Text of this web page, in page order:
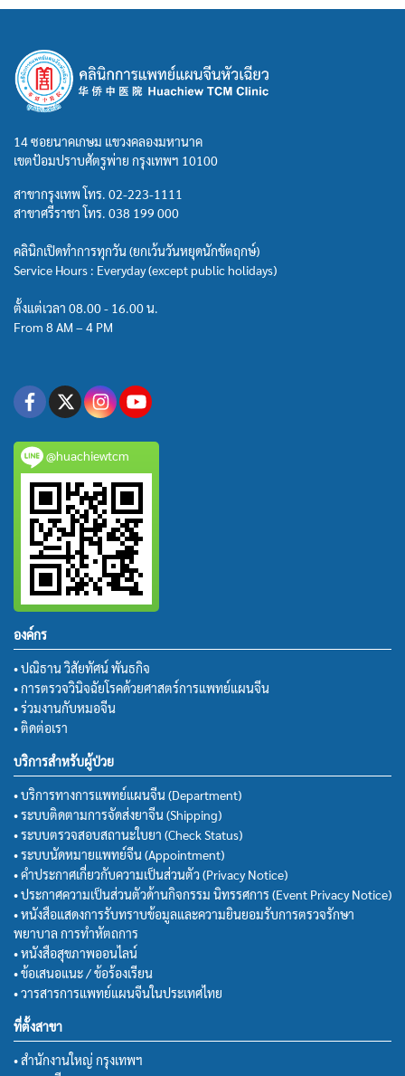
14 ซอยนาคเกษม แขวงคลองมหานาค
เขตป้อมปราบศัตรูพ่าย กรุงเทพฯ 10100
สาขากรุงเทพ โทร. 02-223-1111
สาขาศรีราชา โทร. 038 199 000
คลินิกเปิดทำการทุกวัน (ยกเว้นวันหยุดนักขัตฤกษ์)
Service Hours : Everyday (except public holidays)
ตั้งแต่เวลา 08.00 - 16.00 น.
From 8 AM – 4 PM
@huachiewtcm
องค์กร
• ปณิธาน วิสัยทัศน์ พันธกิจ
• การตรวจวินิจฉัยโรคด้วยศาสตร์การแพทย์แผนจีน
• ร่วมงานกับหมอจีน
• ติดต่อเรา
บริการสำหรับผู้ป่วย
• บริการทางการแพทย์แผนจีน (Department)
• ระบบติดตามการจัดส่งยาจีน (Shipping)
• ระบบตรวจสอบสถานะใบยา (Check Status)
• ระบบนัดหมายแพทย์จีน (Appointment)
• คำประกาศเกี่ยวกับความเป็นส่วนตัว (Privacy Notice)
• ประกาศความเป็นส่วนตัวด้านกิจกรรม นิทรรศการ (Event Privacy Notice)
• หนังสือแสดงการรับทราบข้อมูลและความยินยอมรับการตรวจรักษา
พยาบาล การทำหัตถการ
• หนังสือสุขภาพออนไลน์
• ข้อเสนอแนะ / ข้อร้องเรียน
• วารสารการแพทย์แผนจีนในประเทศไทย
ที่ตั้งสาขา
• สำนักงานใหญ่ กรุงเทพฯ